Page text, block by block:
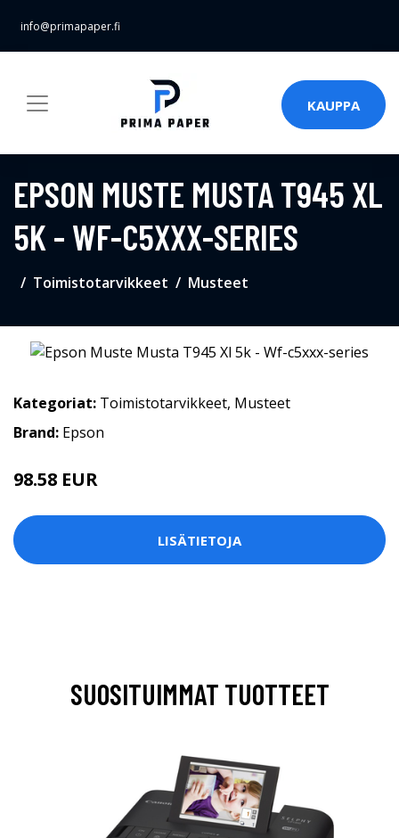
info@primapaper.fi
KAUPPA
EPSON MUSTE MUSTA T945 XL
5K - WF-C5XXX-SERIES
Toimistotarvikkeet Musteet
Kategoriat: Toimistotarvikkeet, Musteet
Brand: Epson
98.58 EUR
LISÄTIETOJA
SUOSITUIMMAT TUOTTEET